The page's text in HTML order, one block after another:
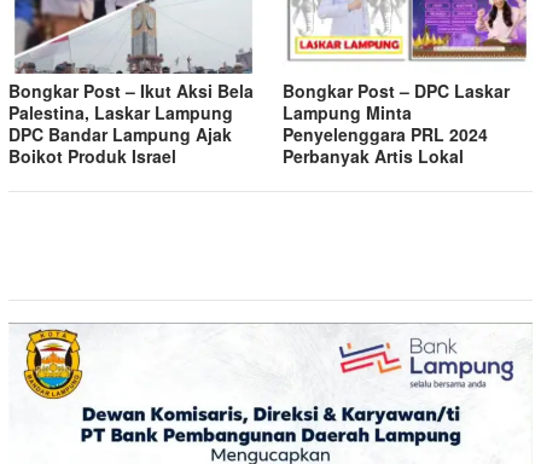
Bongkar Post – Ikut Aksi Bela
Palestina, Laskar Lampung
DPC Bandar Lampung Ajak
Boikot Produk Israel
Bongkar Post – DPC Laskar
Lampung Minta
Penyelenggara PRL 2024
Perbanyak Artis Lokal